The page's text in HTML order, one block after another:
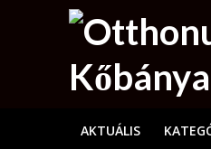
AKTUÁLIS